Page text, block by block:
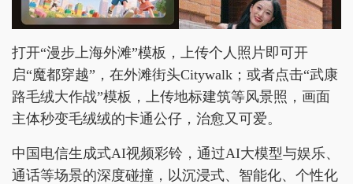
打开“漫步上海外滩”模板，上传个人照片即可开
启“魔都穿越”，在外滩街头Citywalk；或者点击“武康
路毛绒大作战”模板，上传地标建筑等风景照，画面
主体秒变毛绒绒的卡通公仔，治愈又可爱。
中国电信生成式AI视频彩铃，通过AI大模型与娱乐、
通话等场景的深度碰撞，以沉浸式、智能化、个性化